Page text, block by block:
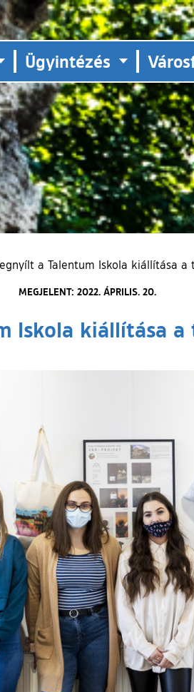
Ügyintézés
a Talentum Iskola kiállítása a
MEGJELENT: 2022. ÁPRILIS. 20.
Iskola kiállítása